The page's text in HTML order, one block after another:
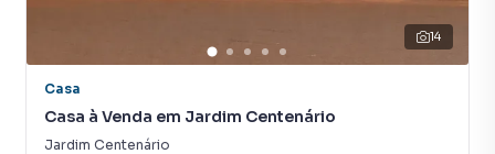
14
Casa
Casa à Venda em Jardim Centenário
Jardim Centenário